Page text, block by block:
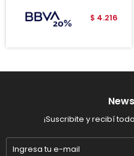
$ 4.216
¡Suscribite y recibí